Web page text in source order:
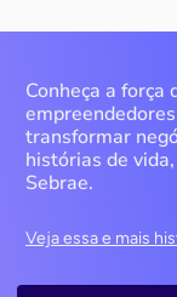
Conheça a força
transformar
histórias de
Sebrae.
Veja essa e mais